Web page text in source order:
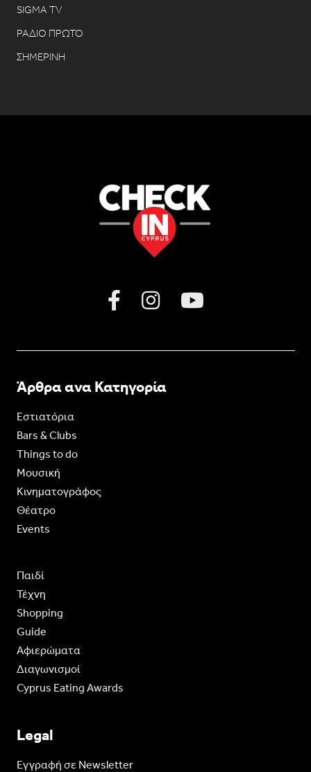
SIGMA TV
ΡΑΔΙΟ ΠΡΩΤΟ
ΣΗΜΕΡΙΝΗ
Άρθρα ανα Κατηγορία
Εστιατόρια
Bars & Clubs
Things to do
Moυσική
Κινηματογράφος
Θέατρο
Events
Παιδί
Τέχνη
Shopping
Guide
Aφιερώματα
Διαγωνισμοί
Cyprus Eating Awards
Legal
Eγγραφή σε Newsletter